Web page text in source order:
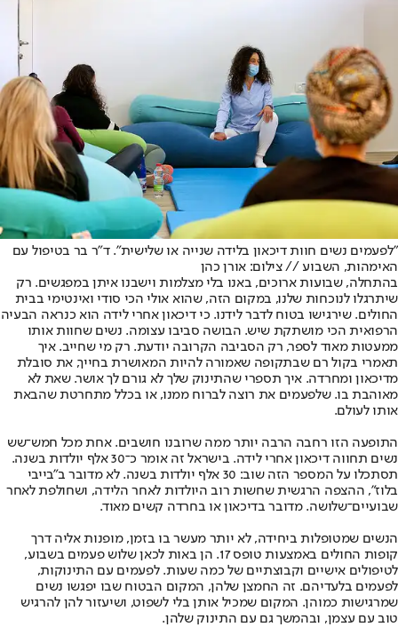
"לפעמים נשים חוות דיכאון בלידה שנייה או שלישית". ד"ר בר בטיפול עם
האימהות, השבוע // צילום: אורן כהן
בהתחלה, שבועות ארוכים, באנו בלי מצלמות וישבנו איתן במפגשים. רק
שיתרגלו לנוכחות שלנו, במקום הזה, שהוא אולי הכי סודי ואינטימי בבית
החולים. שירגישו בטוח לדבר לידנו. כי דיכאון אחרי לידה הוא כנראה הבעיה
הרפואית הכי מושתקת שיש. הבושה סביבו עצומה. נשים שחוות אותו
ממעטות מאוד לספר, רק הסביבה הקרובה יודעת. רק מי שחייב. איך
תאמרי בקול רם שבתקופה שאמורה להיות המאושרת בחייך, את סובלת
מדיכאון ומחרדה. איך תספרי שהתינוק שלך לא גורם לך אושר. שאת לא
מאוהבת בו. שלפעמים את רוצה לברוח ממנו, או בכלל מתחרטת שהבאת
אותו לעולם.
התופעה הזו רחבה הרבה יותר ממה שרובנו חושבים. אחת מכל חמש־שש
נשים תחווה דיכאון אחרי לידה. בישראל זה אומר כ־30 אלף יולדות בשנה.
תסתכלו על המספר הזה שוב: 30 אלף יולדות בשנה. לא מדובר ב"בייבי
בלוז", ההצפה הרגשית שחשות רוב היולדות לאחר הלידה, ושחולפת לאחר
שבועיים־שלושה. מדובר בדיכאון או בחרדה קשים מאוד.
הנשים שמטופלות ביחידה, לא יותר מעשר בו בזמן, מופנות אליה דרך
קופות החולים באמצעות טופס 17. הן באות לכאן שלוש פעמים בשבוע,
לטיפולים אישיים וקבוצתיים של כמה שעות. לפעמים עם התינוקות,
לפעמים בלעדיהם. זה החמצן שלהן, המקום הבטוח שבו יפגשו נשים
שמרגישות כמוהן. המקום שמכיל אותן בלי לשפוט, ושיעזור להן להרגיש
טוב עם עצמן, ובהמשך גם עם התינוק שלהן.